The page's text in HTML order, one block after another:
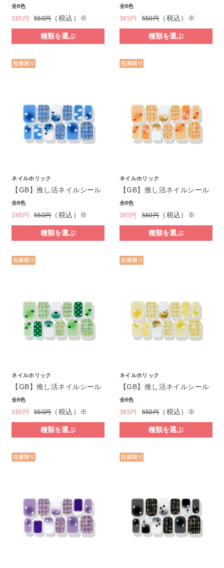
全8色
385円 550円（税込）※
種類を選ぶ
全8色
385円 550円（税込）※
種類を選ぶ
ネイルホリック
【GB】推し活ネイルシール
全8色
385円 550円（税込）※
種類を選ぶ
ネイルホリック
【GB】推し活ネイルシール
全8色
385円 550円（税込）※
種類を選ぶ
ネイルホリック
【GB】推し活ネイルシール
全8色
385円 550円（税込）※
種類を選ぶ
ネイルホリック
【GB】推し活ネイルシール
全8色
385円 550円（税込）※
種類を選ぶ